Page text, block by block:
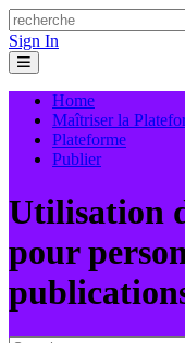
Sign In
Home
Maîtriser la
Plateforme
Publier
Utilisation
pour